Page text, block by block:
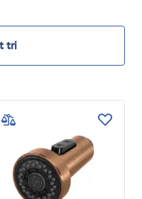
qui influe sur le confort
notre magasin, vous
différents styles de
tri